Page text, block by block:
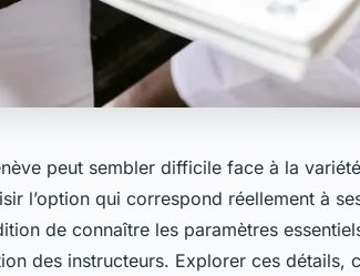
peut sembler difficile face à la
l’option qui correspond réellement à
de connaître les paramètres
des instructeurs. Explorer ces détails,